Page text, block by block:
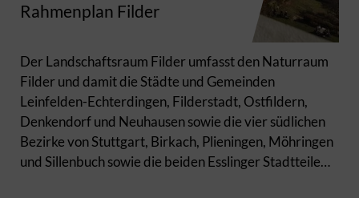
Rahmenplan Filder
Der Landschaftsraum Filder umfasst den Naturraum
Filder und damit die Städte und Gemeinden
Leinfelden-Echterdingen, Filderstadt, Ostfildern,
Denkendorf und Neuhausen sowie die vier südlichen
Bezirke von Stuttgart, Birkach, Plieningen, Möhringen
und Sillenbuch sowie die beiden Esslinger Stadtteile